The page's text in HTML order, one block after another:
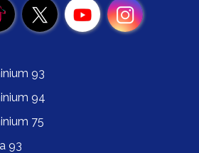
93
94
75
93